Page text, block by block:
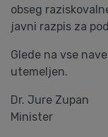
obseg
javni razpis za
Glede na vse
utemeljen.
Dr. Jure Zupan
Minister